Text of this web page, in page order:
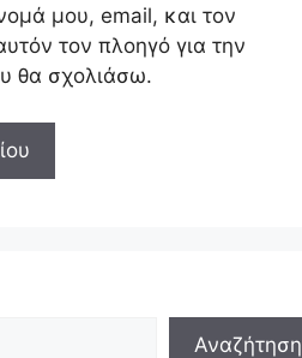
μου, email, και τον
τον πλοηγό για την
θα σχολιάσω.
Αναζήτηση